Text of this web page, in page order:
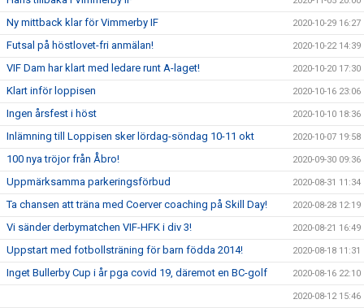
Ny mittback klar för Vimmerby IF 2020-10-29 16:27
Futsal på höstlovet-fri anmälan! 2020-10-22 14:39
VIF Dam har klart med ledare runt A-laget! 2020-10-20 17:30
Klart inför loppisen 2020-10-16 23:06
Ingen årsfest i höst 2020-10-10 18:36
Inlämning till Loppisen sker lördag-söndag 10-11 okt 2020-10-07 19:58
100 nya tröjor från Åbro! 2020-09-30 09:36
Uppmärksamma parkeringsförbud 2020-08-31 11:34
Ta chansen att träna med Coerver coaching på Skill Day! 2020-08-28 12:19
Vi sänder derbymatchen VIF-HFK i div 3! 2020-08-21 16:49
Uppstart med fotbollsträning för barn födda 2014! 2020-08-18 11:31
Inget Bullerby Cup i år pga covid 19, däremot en BC-golf 2020-08-16 22:10
2020-08-12 15:46